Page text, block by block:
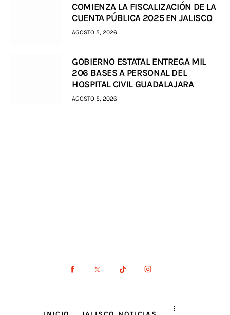
COMIENZA LA FISCALIZACIÓN DE LA
CUENTA PÚBLICA 2025 EN JALISCO
AGOSTO 5, 2026
GOBIERNO ESTATAL ENTREGA MIL
206 BASES A PERSONAL DEL
HOSPITAL CIVIL GUADALAJARA
AGOSTO 5, 2026